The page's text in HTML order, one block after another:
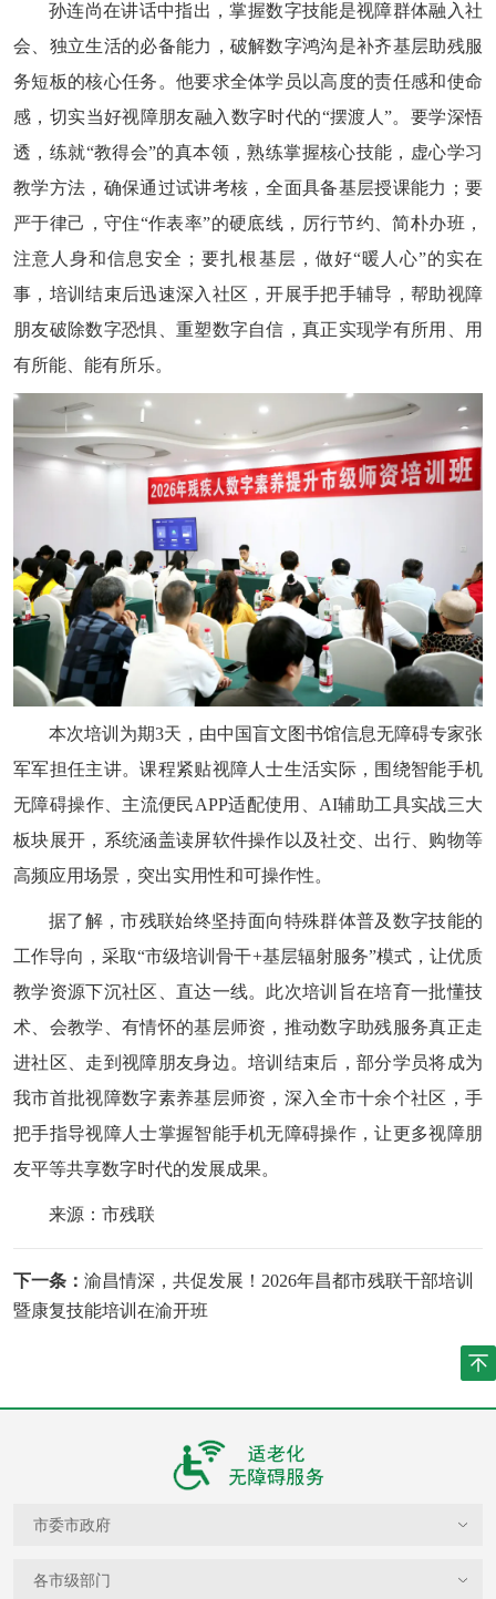
孙连尚在讲话中指出，掌握数字技能是视障群体融入社
会、独立生活的必备能力，破解数字鸿沟是补齐基层助残服
务短板的核心任务。他要求全体学员以高度的责任感和使命
感，切实当好视障朋友融入数字时代的“摆渡人”。要学深悟
透，练就“教得会”的真本领，熟练掌握核心技能，虚心学习
教学方法，确保通过试讲考核，全面具备基层授课能力；要
严于律己，守住“作表率”的硬底线，厉行节约、简朴办班，
注意人身和信息安全；要扎根基层，做好“暖人心”的实在
事，培训结束后迅速深入社区，开展手把手辅导，帮助视障
朋友破除数字恐惧、重塑数字自信，真正实现学有所用、用
有所能、能有所乐。
本次培训为期3天，由中国盲文图书馆信息无障碍专家张
军军担任主讲。课程紧贴视障人士生活实际，围绕智能手机
无障碍操作、主流便民APP适配使用、AI辅助工具实战三大
板块展开，系统涵盖读屏软件操作以及社交、出行、购物等
高频应用场景，突出实用性和可操作性。
据了解，市残联始终坚持面向特殊群体普及数字技能的
工作导向，采取“市级培训骨干+基层辐射服务”模式，让优质
教学资源下沉社区、直达一线。此次培训旨在培育一批懂技
术、会教学、有情怀的基层师资，推动数字助残服务真正走
进社区、走到视障朋友身边。培训结束后，部分学员将成为
我市首批视障数字素养基层师资，深入全市十余个社区，手
把手指导视障人士掌握智能手机无障碍操作，让更多视障朋
友平等共享数字时代的发展成果。
来源：市残联
下一条： 渝昌情深，共促发展！2026年昌都市残联干部培训
暨康复技能培训在渝开班
市委市政府
各市级部门